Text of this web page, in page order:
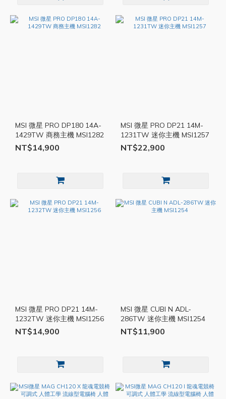
MSI 微星 PRO DP180 14A-
1429TW 商務主機 MSI1282
NT$14,900
MSI 微星 PRO DP21 14M-
1231TW 迷你主機 MSI1257
NT$22,900
MSI 微星 PRO DP21 14M-
1232TW 迷你主機 MSI1256
NT$14,900
MSI 微星 CUBI N ADL-
286TW 迷你主機 MSI1254
NT$11,900